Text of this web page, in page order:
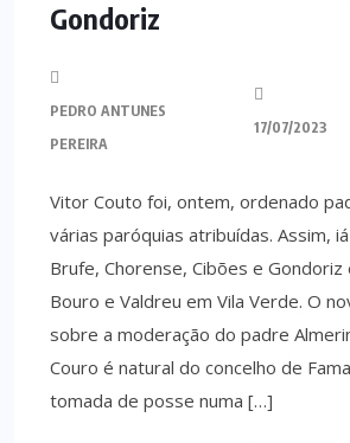
Gondoriz
PEDRO ANTUNES
PEREIRA
17/07/2023
Vitor Couto foi, ontem, ordenado
várias paróquias atribuídas. Assim,
Brufe, Chorense, Cibões e
Bouro e Valdreu em Vila Verde. O
sobre a moderação do padre
Couro é natural do concelho de
tomada de posse numa […]